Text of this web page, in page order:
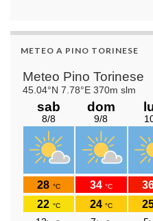
METEO A PINO TORINESE